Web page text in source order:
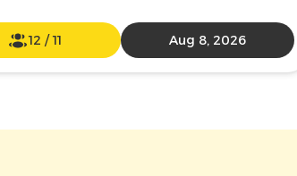
12 /11 Aug 8, 2026